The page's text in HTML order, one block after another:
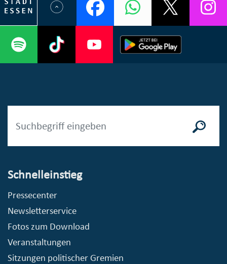
Schnelleinstieg
Pressecenter
Newsletterservice
Fotos zum Download
Veranstaltungen
Sitzungen politischer Gremien